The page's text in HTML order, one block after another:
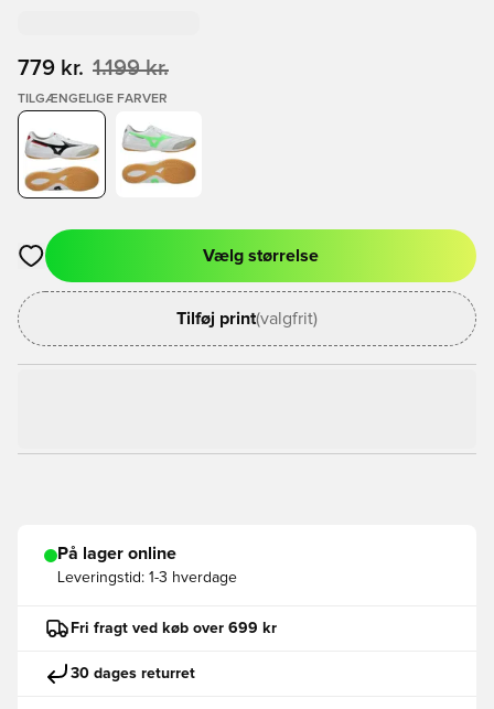
779 kr. 1.199 kr.
TILGÆNGELIGE FARVER
Åbner en Modal til at logge ind eller tilmelde dig som medlem
Vælg størrelse
Tilføj print(valgfrit)
På lager online
Leveringstid: 1-3 hverdage
Fri fragt ved køb over 699 kr
30 dages returret